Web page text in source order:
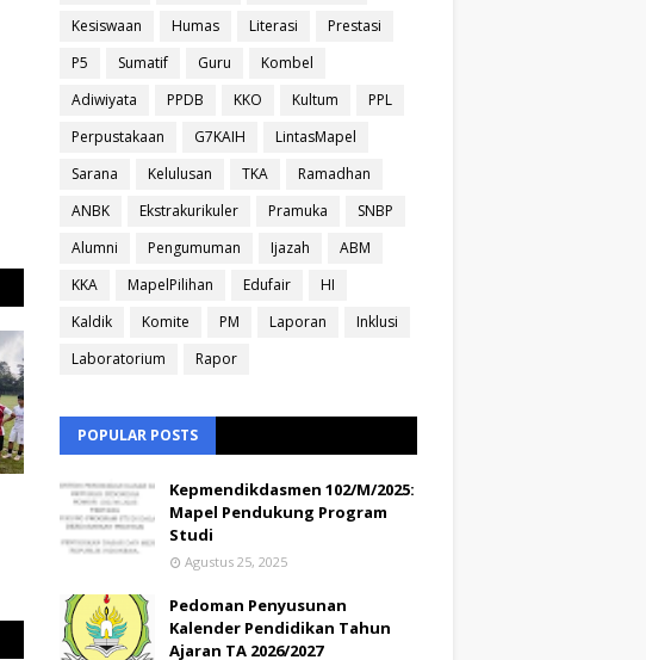
Kesiswaan
Humas Literasi
Prestasi
P5
Sumatif Guru
Kombel
Adiwiyata
PPDB KKO Kultum
PPL
Perpustakaan
G7KAIH
LintasMapel
Sarana
Kelulusan TKA
Ramadhan
ANBK
Ekstrakurikuler Pramuka
SNBP
Alumni
Pengumuman Ijazah
ABM
KKA
MapelPilihan Edufair
HI
Kaldik
Komite PM Laporan
Inklusi
Laboratorium
Rapor
POPULAR POSTS
Kepmendikdasmen 102/M/2025:
Mapel Pendukung Program
Studi
Agustus 25, 2025
Pedoman Penyusunan
Kalender Pendidikan Tahun
Ajaran TA 2026/2027